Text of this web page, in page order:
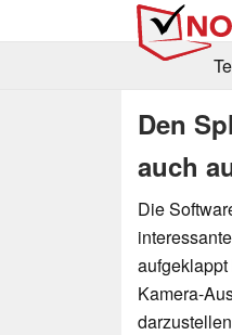
Den
auch
Die
Kamera-